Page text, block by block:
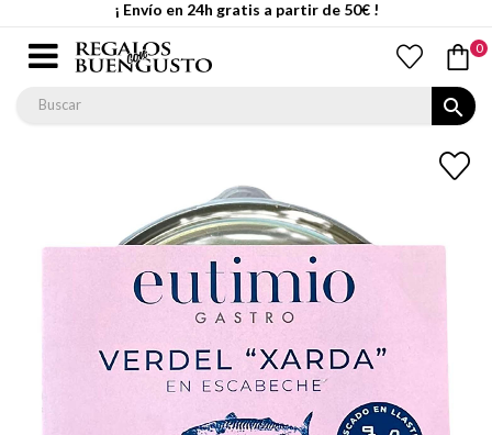
¡ Envío en 24h gratis a partir de 50€ !
0
search